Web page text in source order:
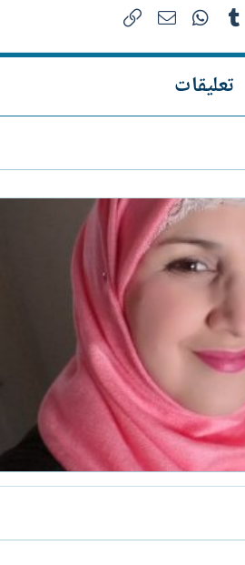
Pinterest
Tumblr
WhatsAppالبريد الإلكتروني
تعليقات